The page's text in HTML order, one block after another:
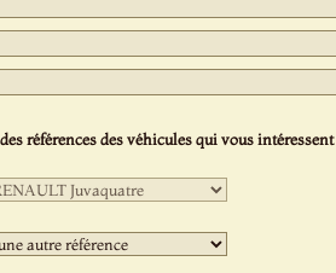
références des véhicules qui vous